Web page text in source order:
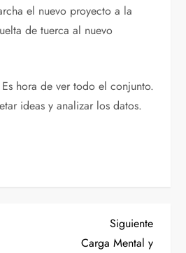
el nuevo proyecto a la
de tuerca al nuevo
Es hora de ver todo el conjunto.
ideas y analizar los datos.
Siguiente
Carga Mental y